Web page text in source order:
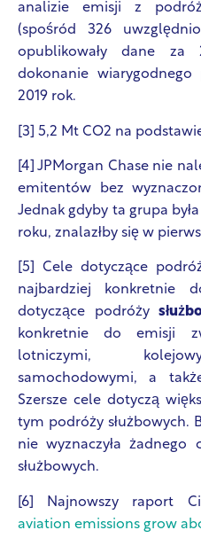
analizie emisji z
(spośród 326
opublikowały dane za
dokonanie
2019 rok.
[3] 5,2 Mt CO2 na
[4] JPMorgan Chase nie
emitentów bez
Jednak gdyby ta grupa
roku, znalazłby się w
[5] Cele dotyczące
najbardziej konkretnie
dotyczące podróży
konkretnie do emisji
lotniczymi,
samochodowymi, a
Szersze cele dotyczą
tym podróży służbowych.
nie wyznaczyła żadnego
służbowych.
[6] Najnowszy raport
aviation emissions grow